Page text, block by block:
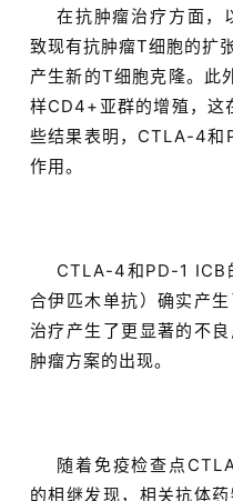
在抗肿瘤治疗方面，
致现有抗肿瘤T细胞的扩
产生新的T细胞克隆。此
样CD4+亚群的增殖，这
些结果表明，CTLA-4和
作用。
CTLA-4和PD-1 ICB
合伊匹木单抗）确实产
治疗产生了更显著的不
肿瘤方案的出现。
随着免疫检查点
的相继发现，相关抗体